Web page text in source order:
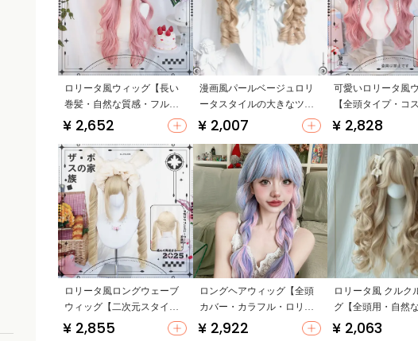
ロリータ風ウィッグ【長い
巻髪・自然な質感・フルヘ
ッドカバー】
¥ 2,652
漫画風パールベージュロリ
ータスタイルの大きなツイ
ンテールウィッグ【ローマ
カール・千層パイ】
¥ 2,007
可愛いロリータ風
【全頭タイプ・コ
用・長髪】
¥ 2,828
ロリータ風ロングウェーブ
ウィッグ【二次元スタイ
ル・ツインテール・フルヘ
¥ 2,855
ロングヘアウィッグ【全頭
カバー・カラフル・ロリー
タスタイル・巻き髪】
¥ 2,922
ロリータ風 クルク
グ【全頭用・自然
い・ポニーテール
¥ 2,063